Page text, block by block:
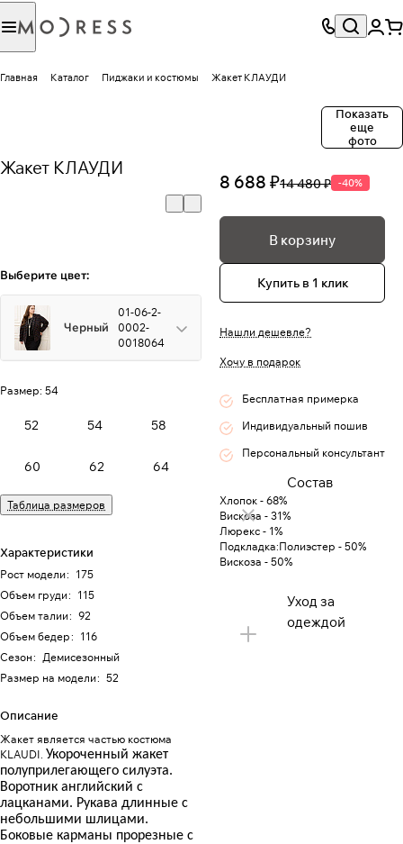
Главная Каталог Пиджаки и костюмы Жакет КЛАУДИ
Показать
еще
фото
Жакет КЛАУДИ
Выберите цвет:
Черный
01-06-2-
0002-
0018064
Размер: 54
52 54 58
60 62 64
Таблица размеров
Характеристики
Рост модели: 175
Объем груди: 115
Объем талии: 92
Объем бедер: 116
Сезон: Демисезонный
Размер на модели: 52
Описание
Жакет является частью костюма
KLAUDI. Укороченный жакет
полуприлегающего силуэта.
Воротник английский с
лацканами. Рукава длинные с
небольшими шлицами.
Боковые карманы прорезные с
8 688 ₽14 480 ₽ -40%
В корзину
Купить в 1 клик
Нашли дешевле?
Хочу в подарок
Бесплатная примерка
Индивидуальный пошив
Персональный консультант
Состав
Хлопок - 68%
Вискоза - 31%
Люрекс - 1%
Подкладка:Полиэстер - 50%
Вискоза - 50%
Уход за
одеждой